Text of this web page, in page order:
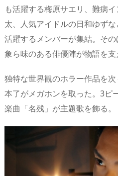
も活躍する梅原サエリ、難病
太、人気アイドルの日和ゆず
活躍するメンバーが集結。そ
象ら味のある俳優陣が物語を支
独特な世界観のホラー作品を
本了がメガホンを取った。3ピ
楽曲「名残」が主題歌を飾る。